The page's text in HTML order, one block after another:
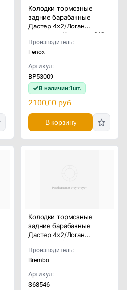
Колодки тормозные
задние барабанные
Дастер 4x2/Логан
универсал/Альмера G15
Производитель:
Fenox
Артикул:
BP53009
В наличии:1шт.
2100,00 руб.
В корзину
Колодки тормозные
задние барабанные
Дастер 4x2/Логан
универсал/Альмера G15
Производитель:
Brembo
Артикул:
S68546